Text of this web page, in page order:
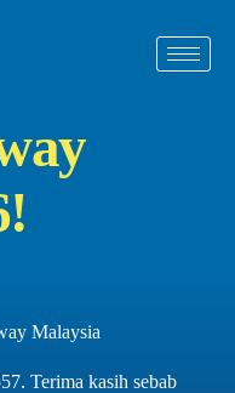
Malaysia
Terima kasih sebab